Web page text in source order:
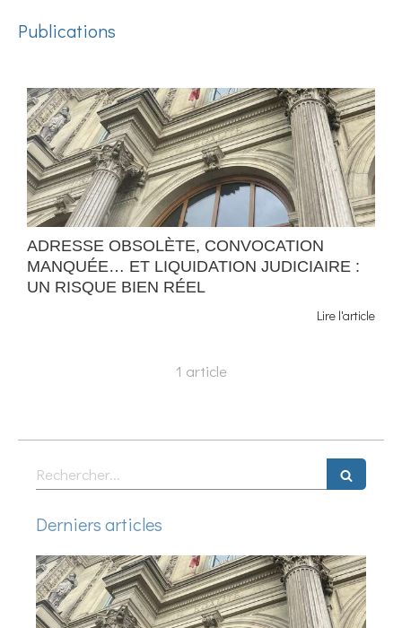
Publications
ADRESSE OBSOLÈTE, CONVOCATION
MANQUÉE… ET LIQUIDATION JUDICIAIRE :
UN RISQUE BIEN RÉEL
Lire l'article
1 article
Rechercher
Derniers articles